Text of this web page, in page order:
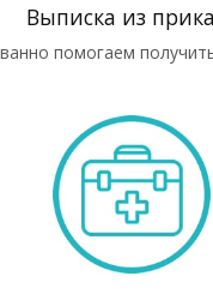
Выписка из
помогаем